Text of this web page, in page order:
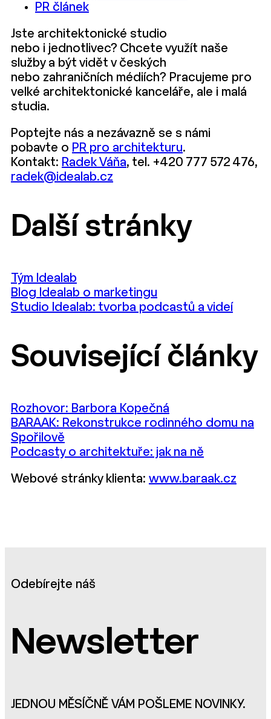
PR článek
Jste architektonické studio
nebo i jednotlivec? Chcete využít naše
služby a být vidět v českých
nebo zahraničních médiích? Pracujeme pro
velké architektonické kanceláře, ale i malá
studia.
Poptejte nás a nezávazně se s námi
pobavte o PR pro architekturu.
Kontakt: Radek Váňa, tel. +420 777 572 476,
radek@idealab.cz
Další stránky
Tým Idealab
Blog Idealab o marketingu
Studio Idealab: tvorba podcastů a videí
Související články
Rozhovor: Barbora Kopečná
BARAAK: Rekonstrukce rodinného domu na
Spořilově
Podcasty o architektuře: jak na ně
Webové stránky klienta: www.baraak.cz
Odebírejte náš
Newsletter
JEDNOU MĚSÍČNĚ VÁM POŠLEME NOVINKY.